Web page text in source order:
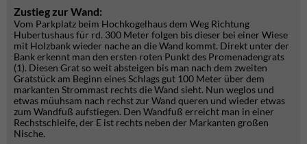
Zustieg zur Wand:
Vom Parkplatz beim Hochkogelhaus dem Weg Richtung
Hubertushaus für rd. 300 Meter folgen bis dieser bei einer Wiese
mit Holzbank wieder nache an die Wand kommt. Direkt unter der
Bank erkennt man den ersten roten Punkt des Promenadengrats
(1). Diesen Grat so weit absteigen bis man nach dem zweiten
Gratstück am Beginn eines Schlags gut 100 Meter über dem
markanten Strommast rechts die Wand sieht. Nun weglos und
etwas müuhsam nach rechst zur Wand queren und wieder etwas
zum Wandfuß aufstiegen. Den Wandfuß erreicht man in einer
Rechstschleife, der E ist rechts neben der Markanten großen
Nische.